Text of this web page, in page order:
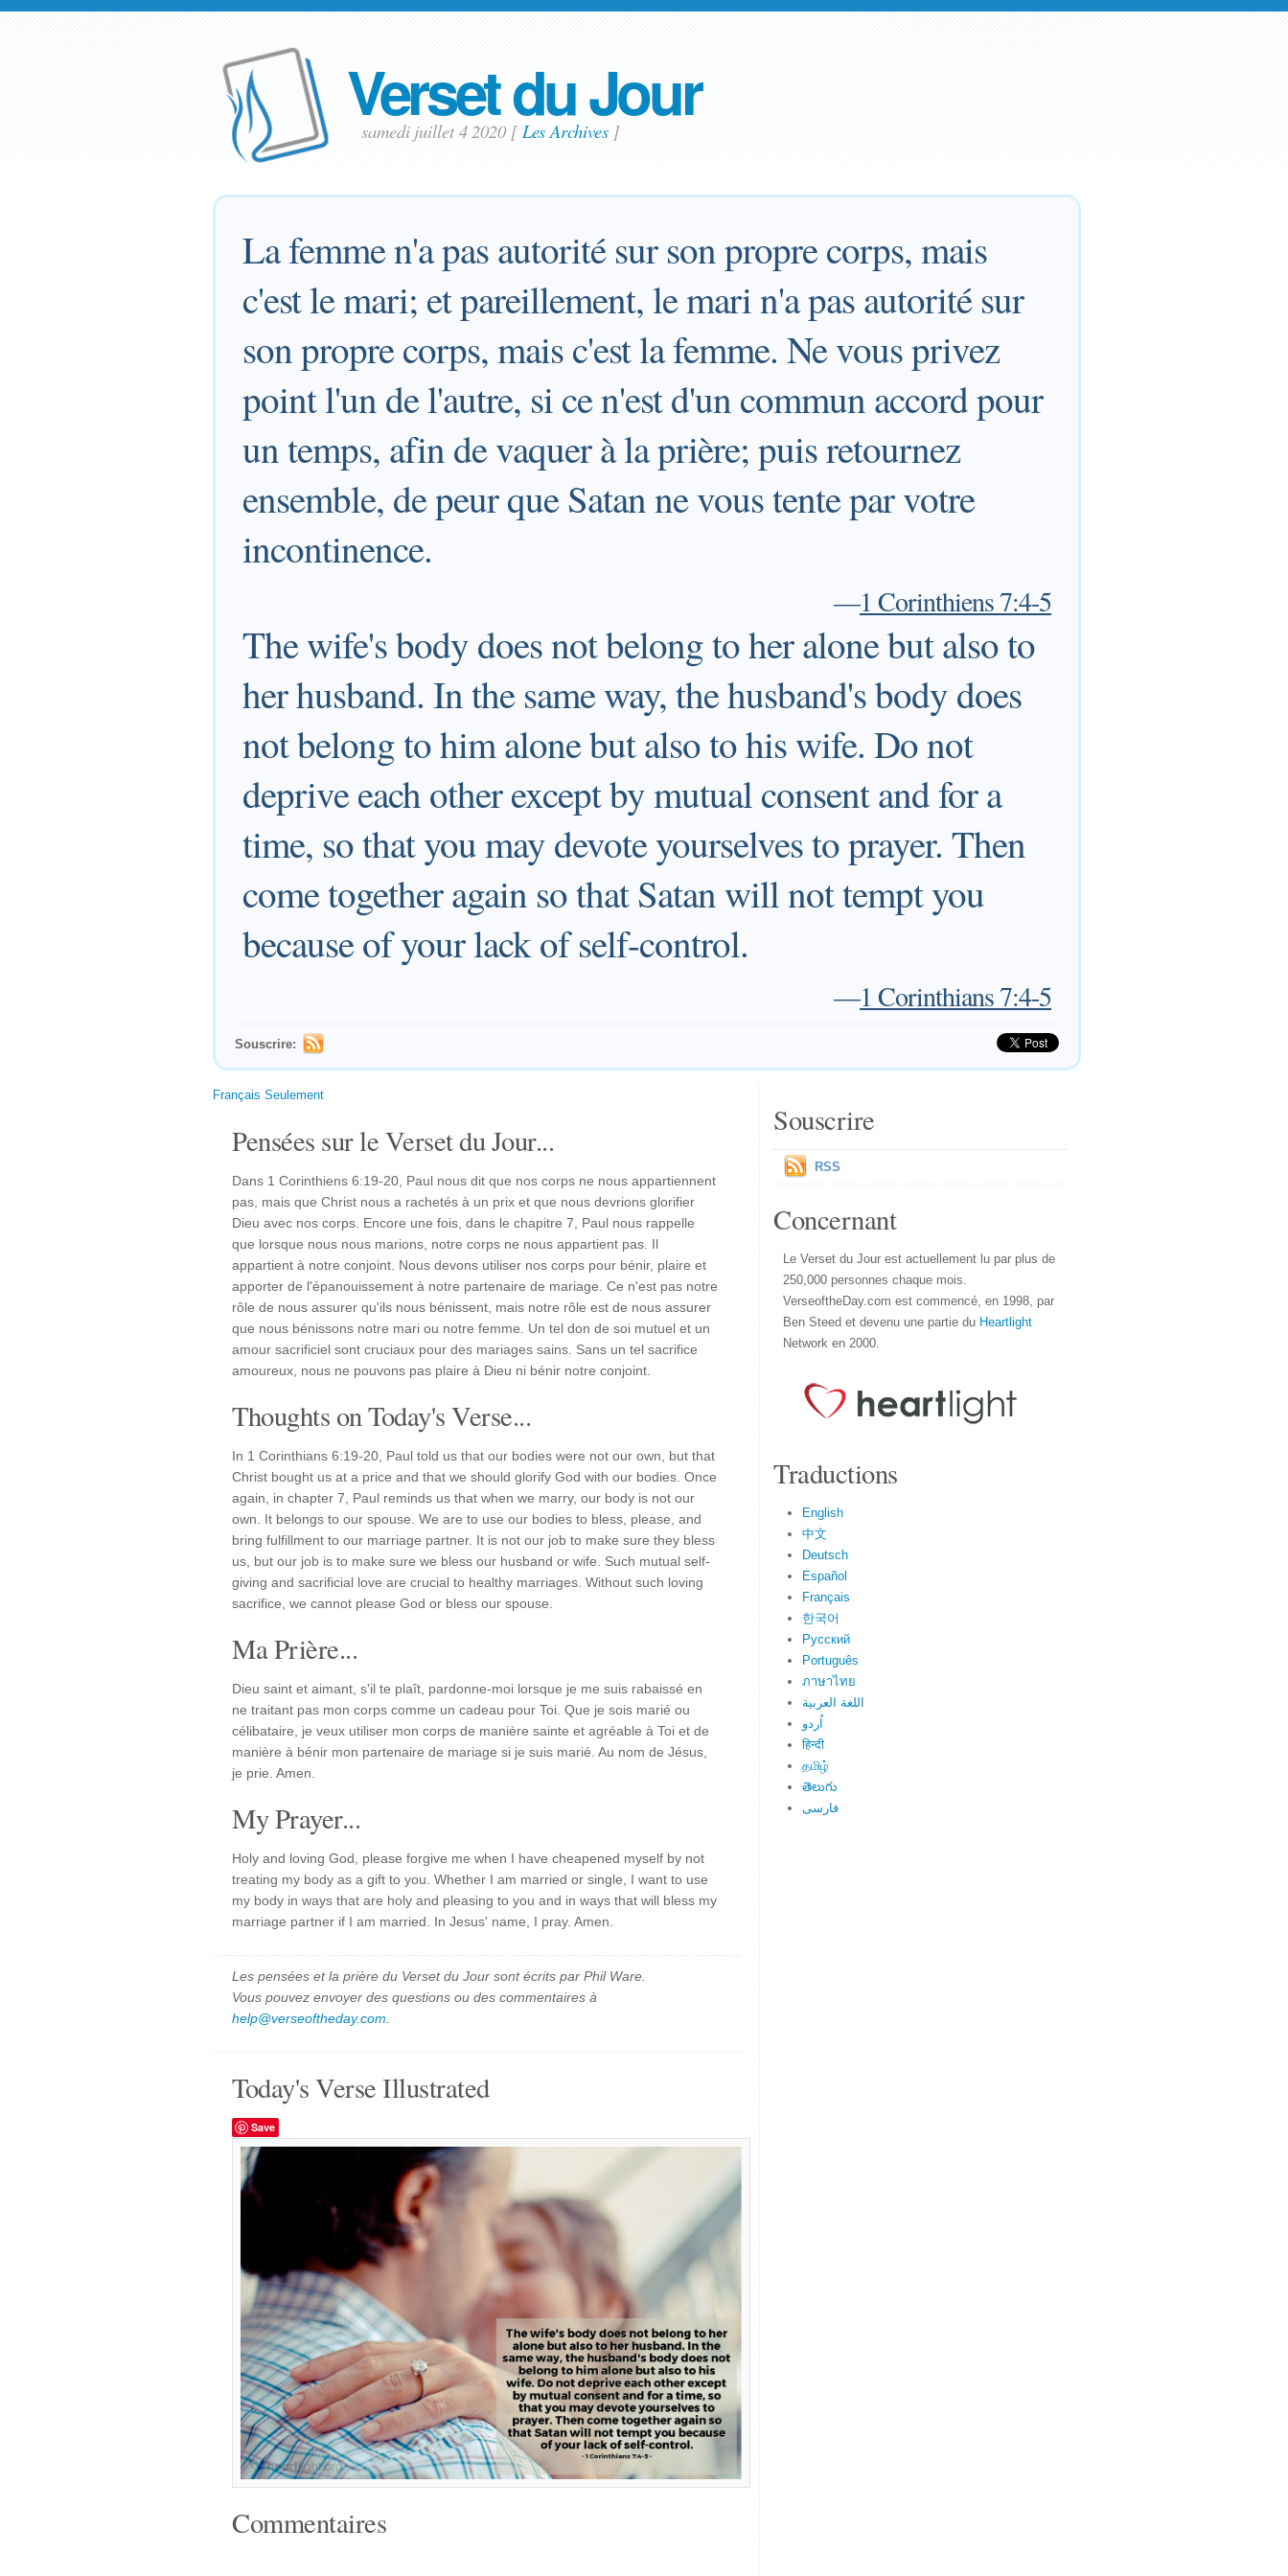
Verset du Jour
samedi juillet 4 2020 [ Les Archives]
La femme n'a pas autorité sur son propre corps, mais
c'est le mari; et pareillement, le mari n'a pas autorité sur
son propre corps, mais c'est la femme. Ne vous privez
point l'un de l'autre, si ce n'est d'un commun accord pour
un temps, afin de vaquer à la prière; puis retournez
ensemble, de peur que Satan ne vous tente par votre
incontinence.
—1 Corinthiens 7:4-5
The wife's body does not belong to her alone but also to
her husband. In the same way, the husband's body does
not belong to him alone but also to his wife. Do not
deprive each other except by mutual consent and for a
time, so that you may devote yourselves to prayer. Then
come together again so that Satan will not tempt you
because of your lack of self-control.
—1 Corinthians 7:4-5
Souscrire:
Français Seulement
Pensées sur le Verset du Jour...
Dans 1 Corinthiens 6:19-20, Paul nous dit que nos corps ne nous appartiennent
pas, mais que Christ nous a rachetés à un prix et que nous devrions glorifier
Dieu avec nos corps. Encore une fois, dans le chapitre 7, Paul nous rappelle
que lorsque nous nous marions, notre corps ne nous appartient pas. Il
appartient à notre conjoint. Nous devons utiliser nos corps pour bénir, plaire et
apporter de l'épanouissement à notre partenaire de mariage. Ce n'est pas notre
rôle de nous assurer qu'ils nous bénissent, mais notre rôle est de nous assurer
que nous bénissons notre mari ou notre femme. Un tel don de soi mutuel et un
amour sacrificiel sont cruciaux pour des mariages sains. Sans un tel sacrifice
amoureux, nous ne pouvons pas plaire à Dieu ni bénir notre conjoint.
Thoughts on Today's Verse...
In 1 Corinthians 6:19-20, Paul told us that our bodies were not our own, but that
Christ bought us at a price and that we should glorify God with our bodies. Once
again, in chapter 7, Paul reminds us that when we marry, our body is not our
own. It belongs to our spouse. We are to use our bodies to bless, please, and
bring fulfillment to our marriage partner. It is not our job to make sure they bless
us, but our job is to make sure we bless our husband or wife. Such mutual self-
giving and sacrificial love are crucial to healthy marriages. Without such loving
sacrifice, we cannot please God or bless our spouse.
Ma Prière...
Dieu saint et aimant, s'il te plaît, pardonne-moi lorsque je me suis rabaissé en
ne traitant pas mon corps comme un cadeau pour Toi. Que je sois marié ou
célibataire, je veux utiliser mon corps de manière sainte et agréable à Toi et de
manière à bénir mon partenaire de mariage si je suis marié. Au nom de Jésus,
je prie. Amen.
My Prayer...
Holy and loving God, please forgive me when I have cheapened myself by not
treating my body as a gift to you. Whether I am married or single, I want to use
my body in ways that are holy and pleasing to you and in ways that will bless my
marriage partner if I am married. In Jesus' name, I pray. Amen.
Les pensées et la prière du Verset du Jour sont écrits par Phil Ware.
Vous pouvez envoyer des questions ou des commentaires à
help@verseoftheday.com
Today's Verse Illustrated
Save
Commentaires
Souscrire
RSS
Concernant
Le Verset du Jour est actuellement lu par plus de
250,000 personnes chaque mois.
VerseoftheDay.com est commencé, en 1998, par
Ben Steed et devenu une partie du Heartlight
Network en 2000.
Traductions
English
中文
Deutsch
Español
Français
한국어
Русский
Português
ภาษาไทย
اللغة العربية
اُردو
हिन्दी
தமிழ்
తెలుగు
فارسی